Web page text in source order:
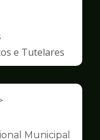
e Tutelares
Municipal